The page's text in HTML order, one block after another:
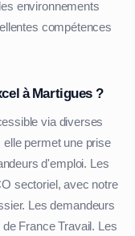
environnements
compétences
à Martigues ?
via diverses
permet une prise
d'emploi. Les
sectoriel, avec notre
Les demandeurs
France Travail. Les